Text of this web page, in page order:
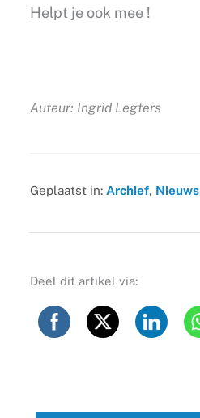
Helpt je ook mee !
Auteur: Ingrid Legters
Geplaatst in: Archief, Nieuws
Deel dit artikel via: